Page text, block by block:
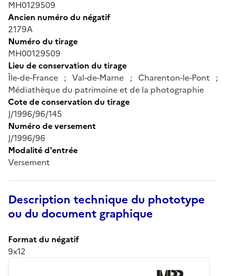
MH0129509
Ancien numéro du négatif
2179A
Numéro du tirage
MH00129509
Lieu de conservation du tirage
Île-de-France ; Val-de-Marne ; Charenton-le-Pont ;
Médiathèque du patrimoine et de la photographie
Cote de conservation du tirage
J/1996/96/145
Numéro de versement
J/1996/96
Modalité d'entrée
Versement
Description technique du phototype
ou du document graphique
Format du négatif
9x12